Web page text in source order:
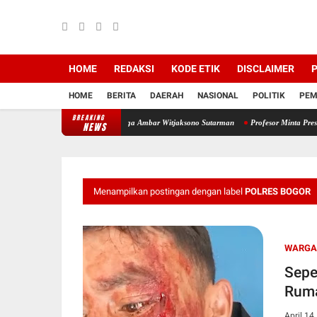
HOME REDAKSI KODE ETIK DISCLAIMER
HOME BERITA DAERAH NASIONAL POLITIK
BREAKING
NEWS
Hak Keluarga Ambar Witjaksono Sutarman Profesor Minta Presiden RI
Menampilkan postingan dengan label POLRES BOGOR